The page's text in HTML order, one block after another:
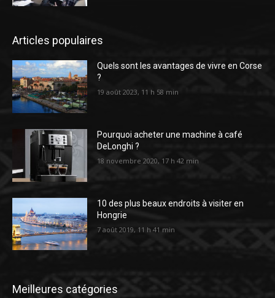
Articles populaires
Quels sont les avantages de vivre en Corse
?
19 août 2023, 11 h 58 min
Pourquoi acheter une machine à café
DeLonghi ?
18 novembre 2020, 17 h 42 min
10 des plus beaux endroits à visiter en
Hongrie
7 août 2019, 11 h 41 min
Meilleures catégories